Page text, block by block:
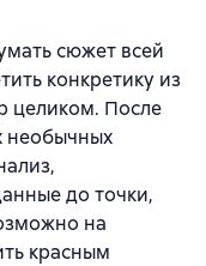
сюжет всей
конкретику из
целиком. После
необычных
до точки,
на
красным